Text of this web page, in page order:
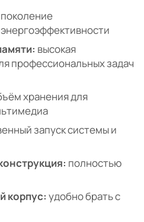
высокая
профессиональных задач
хранения для
запуск системы и
полностью
корпус: удобно брать с